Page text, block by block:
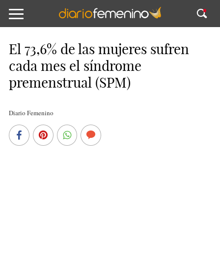
El 73,6% de las mujeres sufren
cada mes el síndrome
premenstrual (SPM)
Diario Femenino